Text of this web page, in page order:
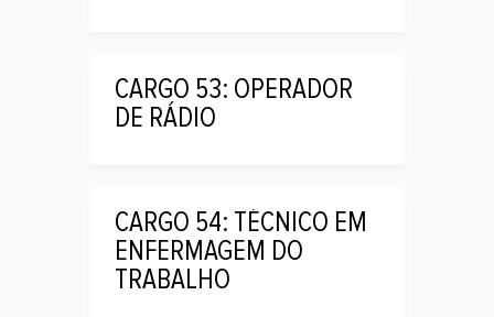
CARGO 53: OPERADOR
DE RÁDIO
CARGO 54: TÉCNICO EM
ENFERMAGEM DO
TRABALHO